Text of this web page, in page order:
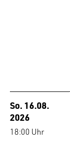
So. 16.08.
2026
18:00 Uhr